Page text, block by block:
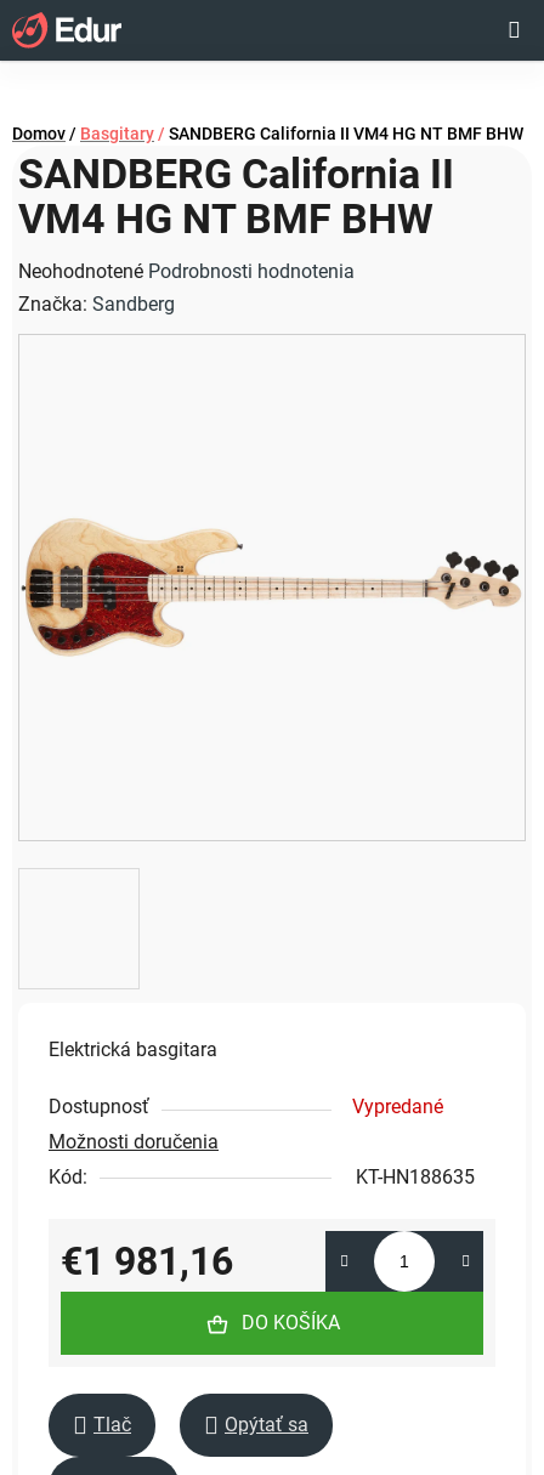
Prejsť
na
obsah
KOŠÍK
Domov/ Basgitary / SANDBERG California II VM4 HG NT BMF BHW
Elektrická basgitara
Dostupnosť
Vypredané
Možnosti doručenia
Kód:
KT-HN188635
€1 981,16
Jednotková cena:
DO KOŠÍKA
Tlač Opýtať sa
SANDBERG California II
VM4 HG NT BMF BHW
Priemerné
hodnotenie
produktu
Neohodnotené Podrobnosti hodnotenia
Značka: Sandberg